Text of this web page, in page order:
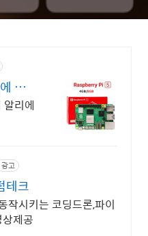
쏙
리에
광고
테크
작시키는 코딩드론,파이
제공